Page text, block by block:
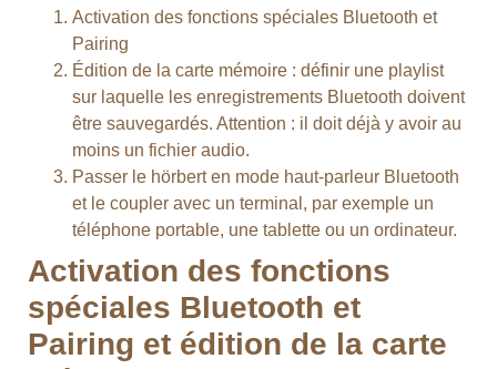
Activation des fonctions spéciales Bluetooth et
Pairing
Édition de la carte mémoire : définir une playlist
sur laquelle les enregistrements Bluetooth doivent
être sauvegardés. Attention : il doit déjà y avoir au
moins un fichier audio.
Passer le hörbert en mode haut-parleur Bluetooth
et le coupler avec un terminal, par exemple un
téléphone portable, une tablette ou un ordinateur.
Activation des fonctions
spéciales Bluetooth et
Pairing et édition de la carte